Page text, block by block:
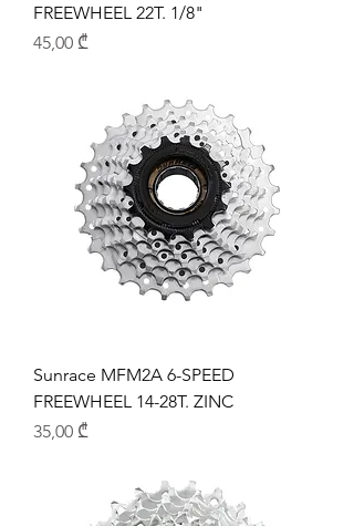
FREEWHEEL 22T. 1/8"
Price
45,00 ₾
Sunrace MFM2A 6-SPEED
FREEWHEEL 14-28T. ZINC
Price
35,00 ₾